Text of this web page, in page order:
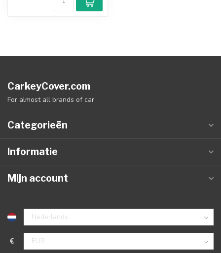
CarkeyCover.com
For almost all brands of car
Categorieën
Informatie
Mijn account
€